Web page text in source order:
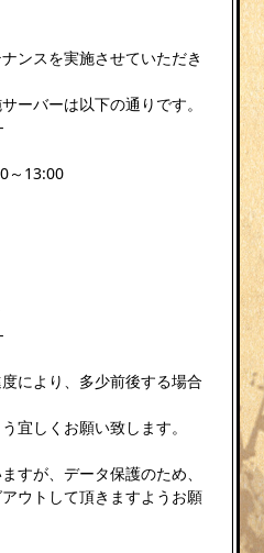
ンスを実施させていただき
ーバーは以下の通りです。
～13:00
により、多少前後する場合
宜しくお願い致します。
すが、データ保護のため、
ウトして頂きますようお願